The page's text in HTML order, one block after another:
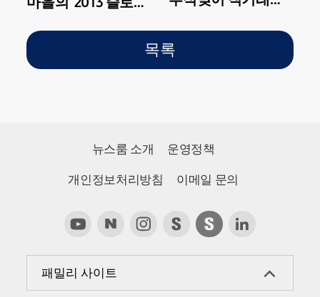
목록
뉴스룸 소개 운영정책
개인정보처리방침 이메일 문의
패밀리 사이트